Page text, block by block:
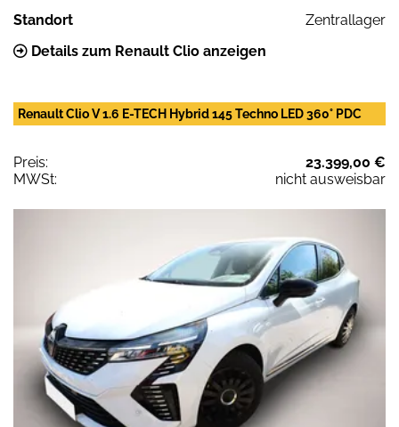
Standort
Zentrallager
Details zum Renault Clio anzeigen
Renault Clio V 1.6 E-TECH Hybrid 145 Techno LED 360° PDC
Preis:
23.399,00 €
MWSt:
nicht ausweisbar